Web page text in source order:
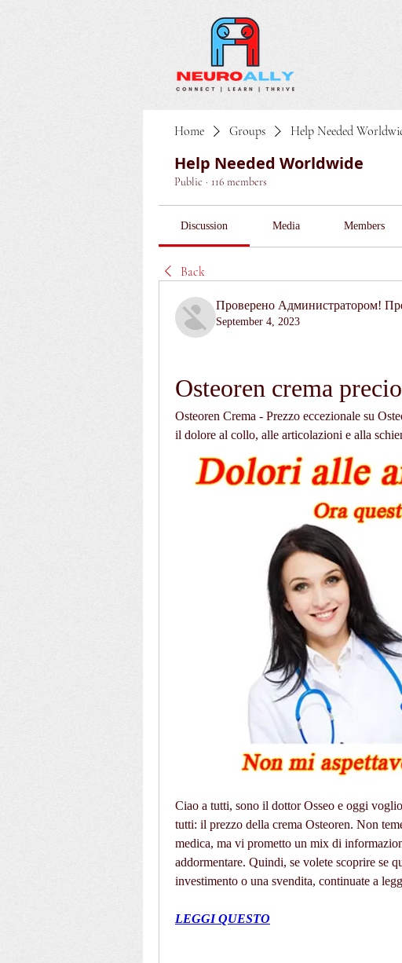
Home Groups Help Needed
Help Needed Worldwide
Public · 116 members
Discussion Media Members
Back
Проверено Администратором!
September 4, 2023
Osteoren crema precio
Osteoren Crema - Prezzo eccezionale su
il dolore al collo, alle articolazioni e alla
Ciao a tutti, sono il dottor Osseo e oggi
tutti: il prezzo della crema Osteoren. Non
medica, ma vi prometto un mix di
addormentare. Quindi, se volete scoprire se
investimento o una svendita, continuate a
LEGGI QUESTO